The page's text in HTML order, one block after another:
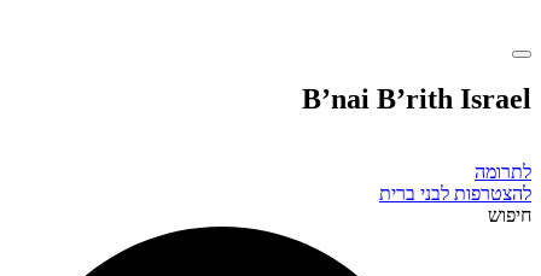
B’nai B’rith Israel
לתרומה
להצטרפות לבני ברית
חיפוש